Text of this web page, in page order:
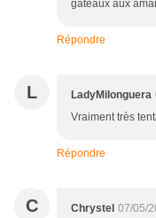
gateaux aux
Répondre
L LadyMilonguera
Vraiment très
Répondre
C Chrystel 07/05/